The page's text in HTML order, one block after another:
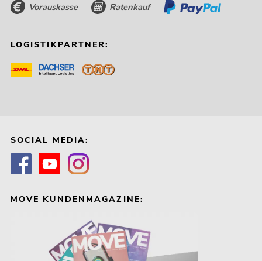
Vorauskasse Ratenkauf
LOGISTIKPARTNER:
SOCIAL MEDIA:
MOVE KUNDENMAGAZINE: